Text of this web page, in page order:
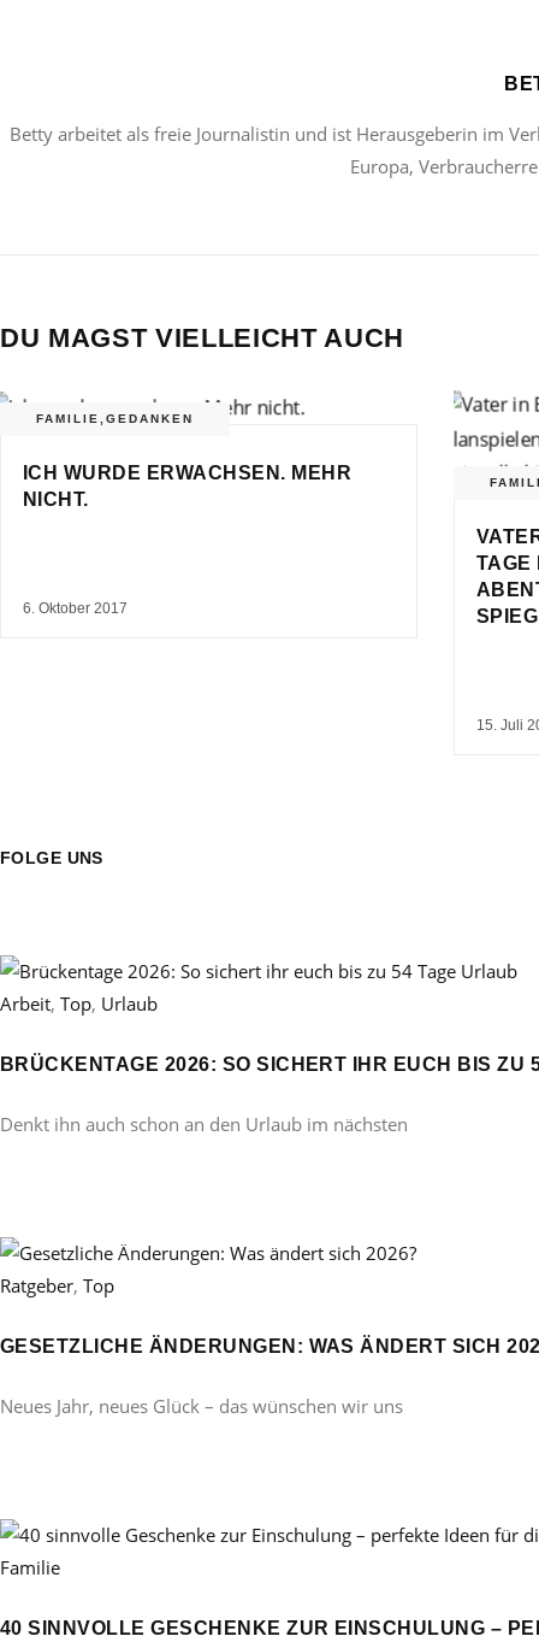
Betty arbeitet als freie Journalistin und ist Herausgeberin im
Europa,
DU MAGST VIELLEICHT AUCH
FAMILIE,GEDANKEN
ICH WURDE ERWACHSEN. MEHR
NICHT.
6. Oktober 2017
TAGE
15. Juli
FOLGE UNS
Arbeit, Top, Urlaub
BRÜCKENTAGE 2026: SO SICHERT IHR EUCH BIS ZU
Denkt ihn auch schon an den Urlaub im nächsten
Ratgeber, Top
GESETZLICHE ÄNDERUNGEN: WAS ÄNDERT SICH
Neues Jahr, neues Glück – das wünschen wir uns
Familie
40 SINNVOLLE GESCHENKE ZUR EINSCHULUNG –